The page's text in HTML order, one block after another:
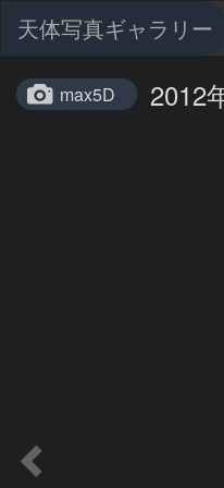
天体写真ギャラリー
max5D 2012